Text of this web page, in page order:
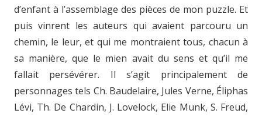
d’enfant à l’assemblage des pièces de mon puzzle. Et
puis vinrent les auteurs qui avaient parcouru un
chemin, le leur, et qui me montraient tous, chacun à
sa manière, que le mien avait du sens et qu’il me
fallait persévérer. Il s’agit principalement de
personnages tels Ch. Baudelaire, Jules Verne, Éliphas
Lévi, Th. De Chardin, J. Lovelock, Elie Munk, S. Freud,